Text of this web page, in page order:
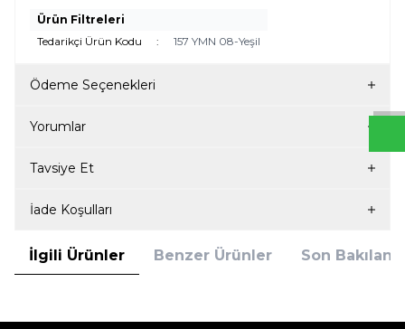
Ürün Filtreleri
Tedarikçi Ürün Kodu
: 157 YMN 08-Yeşil
Ödeme Seçenekleri
Yorumlar
Tavsiye Et
İade Koşulları
İlgili Ürünler Benzer Ürünler Son